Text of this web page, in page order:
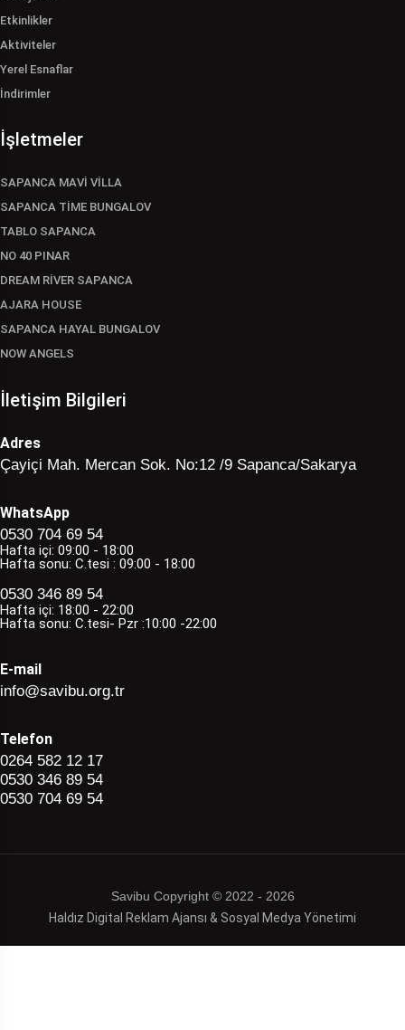
Etkinlikler
Aktiviteler
Yerel Esnaflar
İndirimler
İşletmeler
SAPANCA MAVİ VİLLA
SAPANCA TİME BUNGALOV
TABLO SAPANCA
NO 40 PINAR
DREAM RİVER SAPANCA
AJARA HOUSE
SAPANCA HAYAL BUNGALOV
NOW ANGELS
İletişim Bilgileri
Adres
Çayiçi Mah. Mercan Sok. No:12 /9 Sapanca/Sakarya
WhatsApp
0530 704 69 54
Hafta içi: 09:00 - 18:00
Hafta sonu: C.tesi : 09:00 - 18:00
0530 346 89 54
Hafta içi: 18:00 - 22:00
Hafta sonu: C.tesi- Pzr :10:00 -22:00
E-mail
info@savibu.org.tr
Telefon
0264 582 12 17
0530 346 89 54
0530 704 69 54
Savibu Copyright © 2022 - 2026
Haldız Digital Reklam Ajansı & Sosyal Medya Yönetimi